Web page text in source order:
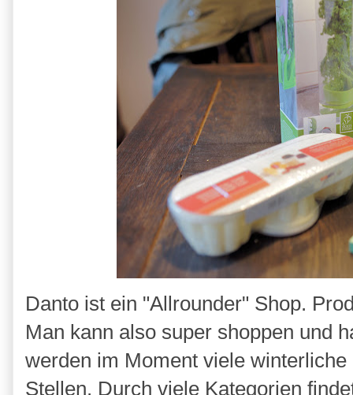
Danto ist ein "Allrounder" Shop.
Man kann also super shoppen und
werden im Moment viele
Stellen. Durch viele Kategorien